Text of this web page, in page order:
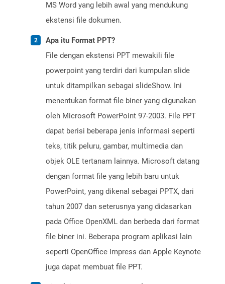
MS Word yang lebih awal yang mendukung
ekstensi file dokumen.
Apa itu Format PPT?
File dengan ekstensi PPT mewakili file
powerpoint yang terdiri dari kumpulan slide
untuk ditampilkan sebagai slideShow. Ini
menentukan format file biner yang digunakan
oleh Microsoft PowerPoint 97-2003. File PPT
dapat berisi beberapa jenis informasi seperti
teks, titik peluru, gambar, multimedia dan
objek OLE tertanam lainnya. Microsoft datang
dengan format file yang lebih baru untuk
PowerPoint, yang dikenal sebagai PPTX, dari
tahun 2007 dan seterusnya yang didasarkan
pada Office OpenXML dan berbeda dari format
file biner ini. Beberapa program aplikasi lain
seperti OpenOffice Impress dan Apple Keynote
juga dapat membuat file PPT.